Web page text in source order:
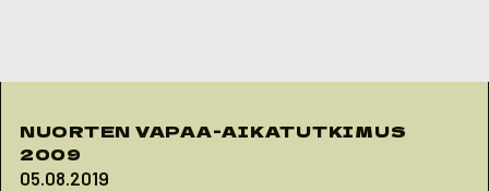
NUORTEN VAPAA-AIKATUTKIMUS
2009
05.08.2019